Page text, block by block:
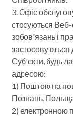
3. Офіс
стосуються
зобов'язань і
застосовуються
Суб'єкти, будь
адресою:
1) Поштою на
Познань,
2) електронною